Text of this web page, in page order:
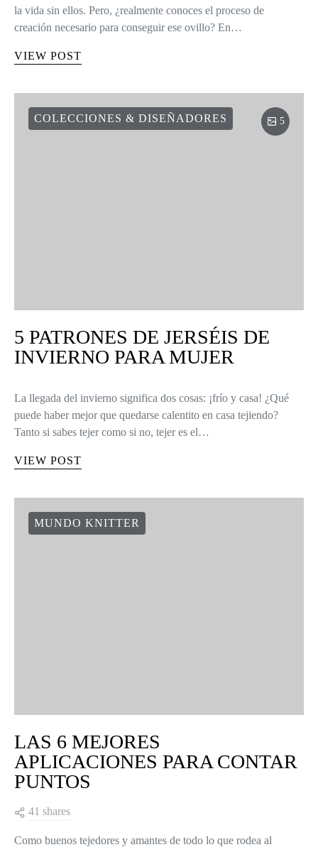
la vida sin ellos. Pero, ¿realmente conoces el proceso de
creación necesario para conseguir ese ovillo? En…
VIEW POST
COLECCIONES & DISEÑADORES 5
5 PATRONES DE JERSÉIS DE
INVIERNO PARA MUJER
La llegada del invierno significa dos cosas: ¡frío y casa! ¿Qué
puede haber mejor que quedarse calentito en casa tejiendo?
Tanto si sabes tejer como si no, tejer es el…
VIEW POST
MUNDO KNITTER
LAS 6 MEJORES
APLICACIONES PARA CONTAR
PUNTOS
41 shares
Como buenos tejedores y amantes de todo lo que rodea al